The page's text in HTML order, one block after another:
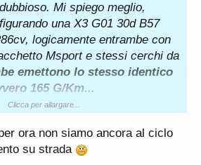
Mi spiego meglio,
una X3 G01 30d B57
logicamente entrambe con
Msport e stessi cerchi da
emettono lo stesso identico
165 G/Km...
Clicca per allargare...
ora non siamo ancora al ciclo
su strada